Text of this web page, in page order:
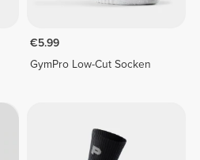
€5.99
GymPro Low-Cut Socken